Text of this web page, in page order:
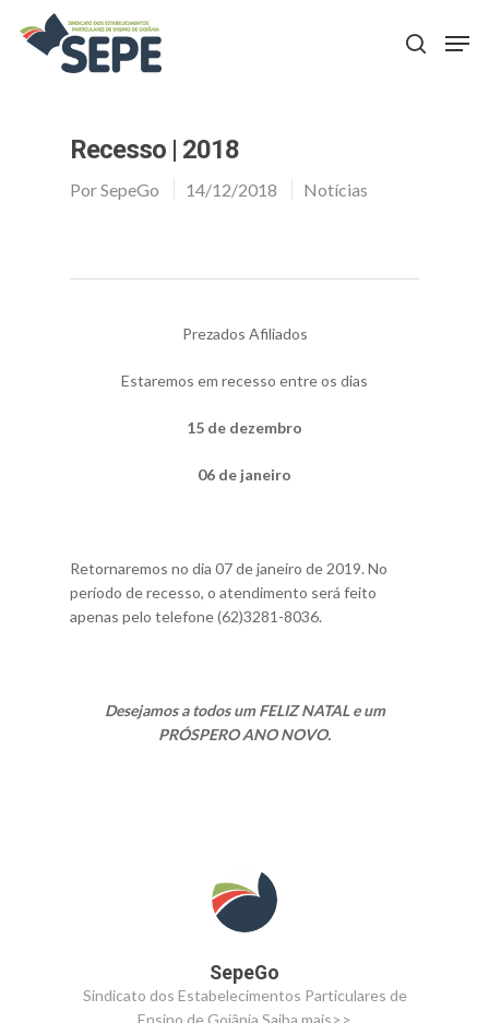
Recesso | 2018
PorSepeGo 14/12/2018 Notícias
Prezados Afiliados
Estaremos em recesso entre os dias
15 de dezembro
06 de janeiro
Retornaremos no dia 07 de janeiro de 2019. No
período de recesso, o atendimento será feito
apenas pelo telefone (62)3281-8036.
Desejamos a todos um FELIZ NATAL e um
PRÓSPERO ANO NOVO.
SepeGo
Sindicato dos Estabelecimentos Particulares de
Ensino de Goiânia Saiba mais>>